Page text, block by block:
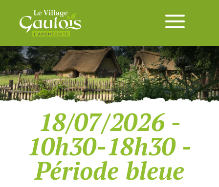
18/07/2026 -
10h30-18h30 -
Période bleue